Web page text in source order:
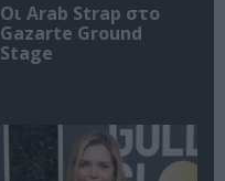
Οι Arab Strap στο
Gazarte Ground
Stage